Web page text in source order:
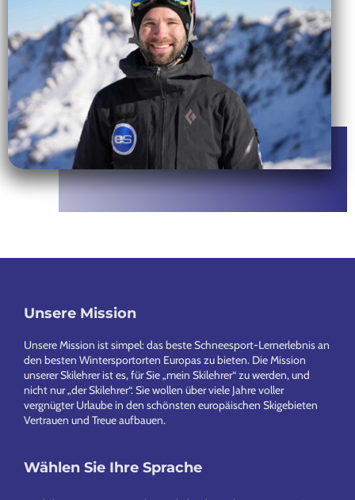
Footer
Unsere Mission
Unsere Mission ist simpel: das beste Schneesport-Lernerlebnis an
den besten Wintersportorten Europas zu bieten. Die Mission
unserer Skilehrer ist es, für Sie „mein Skilehrer“ zu werden, und
nicht nur „der Skilehrer“. Sie wollen über viele Jahre voller
vergnügter Urlaube in den schönsten europäischen Skigebieten
Vertrauen und Treue aufbauen.
Wählen Sie Ihre Sprache